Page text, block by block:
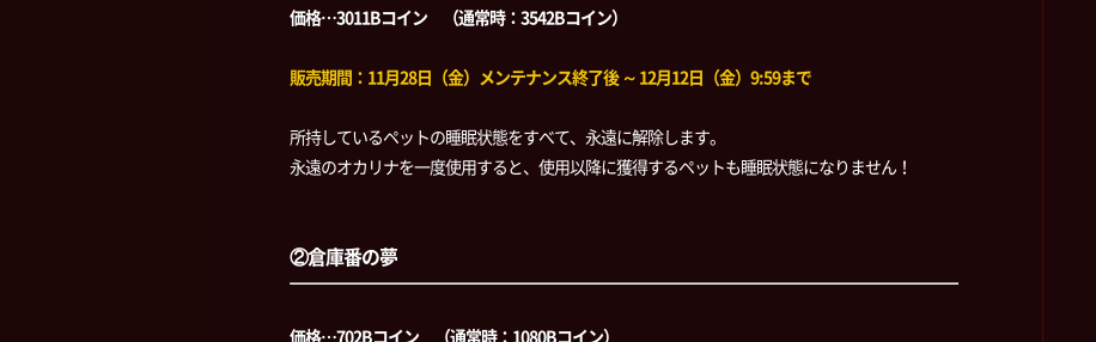
価格…3011Bコイン （通常時：3542Bコイン）
販売期間：11月28日（金）メンテナンス終了後 ～ 12月12日（金）9:59まで
所持しているペットの睡眠状態をすべて、永遠に解除します。
永遠のオカリナを一度使用すると、使用以降に獲得するペットも睡眠状態になりません！
②倉庫番の夢
価格…702Bコイン （通常時：1080Bコイン）